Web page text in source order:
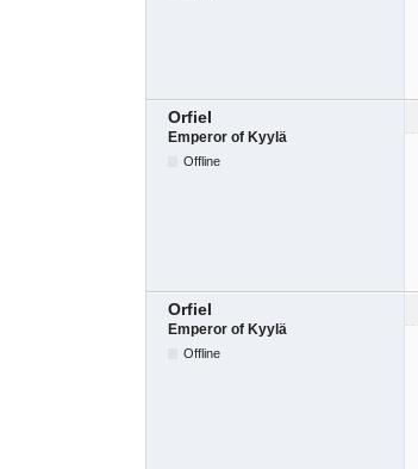
Orfiel
Emperor of Kyylä
Offline
Orfiel
Emperor of Kyylä
Offline